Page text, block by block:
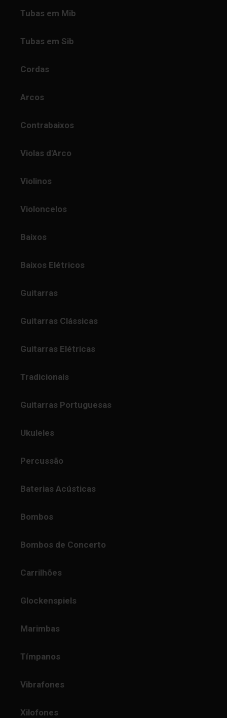
Tubas em Mib
Tubas em Sib
Cordas
Arcos
Contrabaixos
Violas d'Arco
Violinos
Violoncelos
Baixos
Baixos Elétricos
Guitarras
Guitarras Clássicas
Guitarras Elétricas
Tradicionais
Guitarras Portuguesas
Ukuleles
Percussão
Baterias Acústicas
Bombos
Bombos de Concerto
Carrilhões
Glockenspiels
Marimbas
Tímpanos
Vibrafones
Xilofones